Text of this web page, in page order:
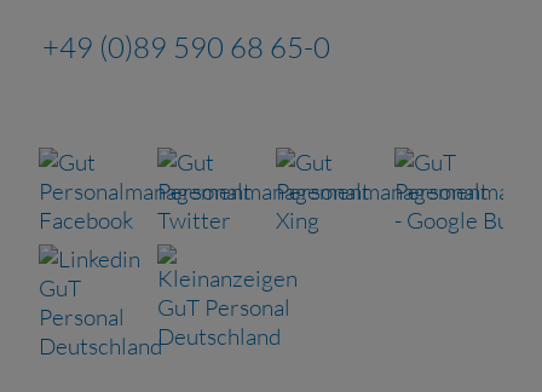
+49 (0)89 590 68 65-0